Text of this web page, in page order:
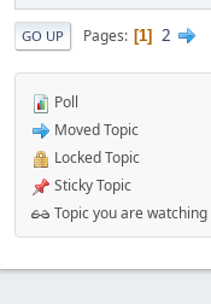
GO UP Pages 1 2
Poll
Moved Topic
Locked Topic
Sticky Topic
Topic you are watching